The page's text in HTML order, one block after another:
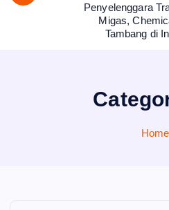
Penyelenggara
Migas,
Tambang di
Home